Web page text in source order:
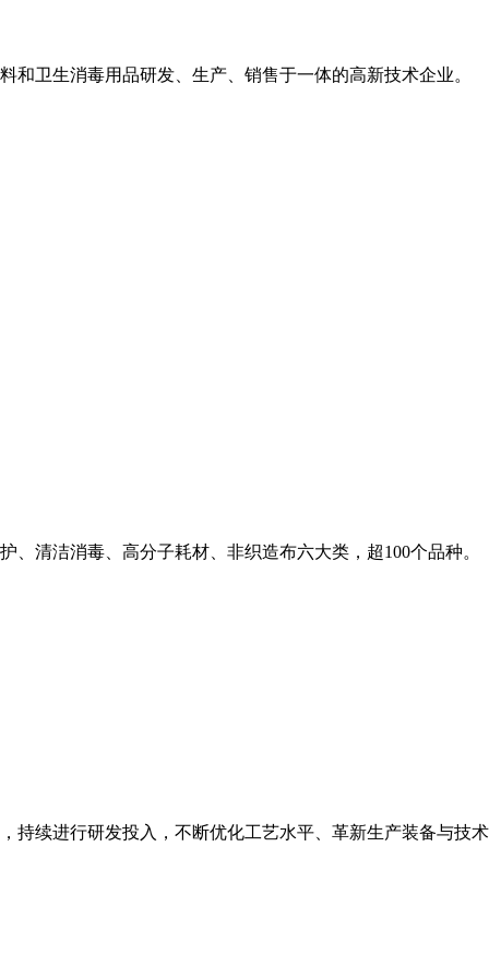
和卫生消毒用品研发、生产、销售于一体的高新技术企业。
清洁消毒、高分子耗材、非织造布六大类，超100个品种。
持续进行研发投入，不断优化工艺水平、革新生产装备与技